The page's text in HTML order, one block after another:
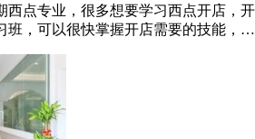
西点专业，很多想要学习西点开店，开
班，可以很快掌握开店需要的技能，或